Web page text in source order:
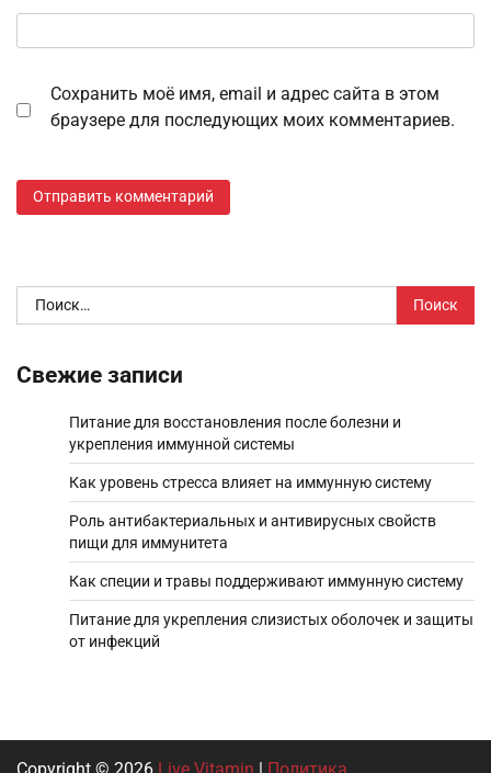
Сохранить моё имя, email и адрес сайта в этом
браузере для последующих моих комментариев.
Найти:
Свежие записи
Питание для восстановления после болезни и
укрепления иммунной системы
Как уровень стресса влияет на иммунную систему
Роль антибактериальных и антивирусных свойств
пищи для иммунитета
Как специи и травы поддерживают иммунную систему
Питание для укрепления слизистых оболочек и защиты
от инфекций